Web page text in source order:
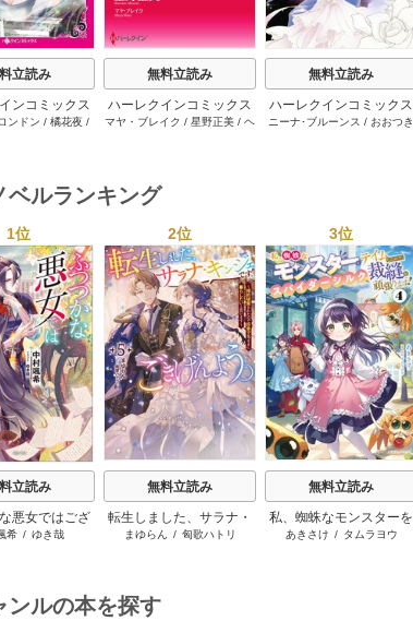
立読み
ンコミックス
年 vol.1064
ンドン / 橘花夜 /
無料立読み
ハーレクインコミックス
セット 2026年 vol.1002
マヤ・ブレイク / 星野正美 / ヘ
無料立読み
ハーレクインコミックス
セット 2026年 vol.1063
ニーナ･ブルーンス / おおつき
ベルランキング
1位
立読み
悪女ではござ
ますが
希/ ゆき哉
2位
無料立読み
転生しました、サラナ・
キンジェです。ごきげん
まゆらん / 匈歌ハトリ
3位
無料立読み
私、蜘蛛なモンスターを
テイムしたので、スパイ
あきさけ / タムラヨウ
ンルの本を探す